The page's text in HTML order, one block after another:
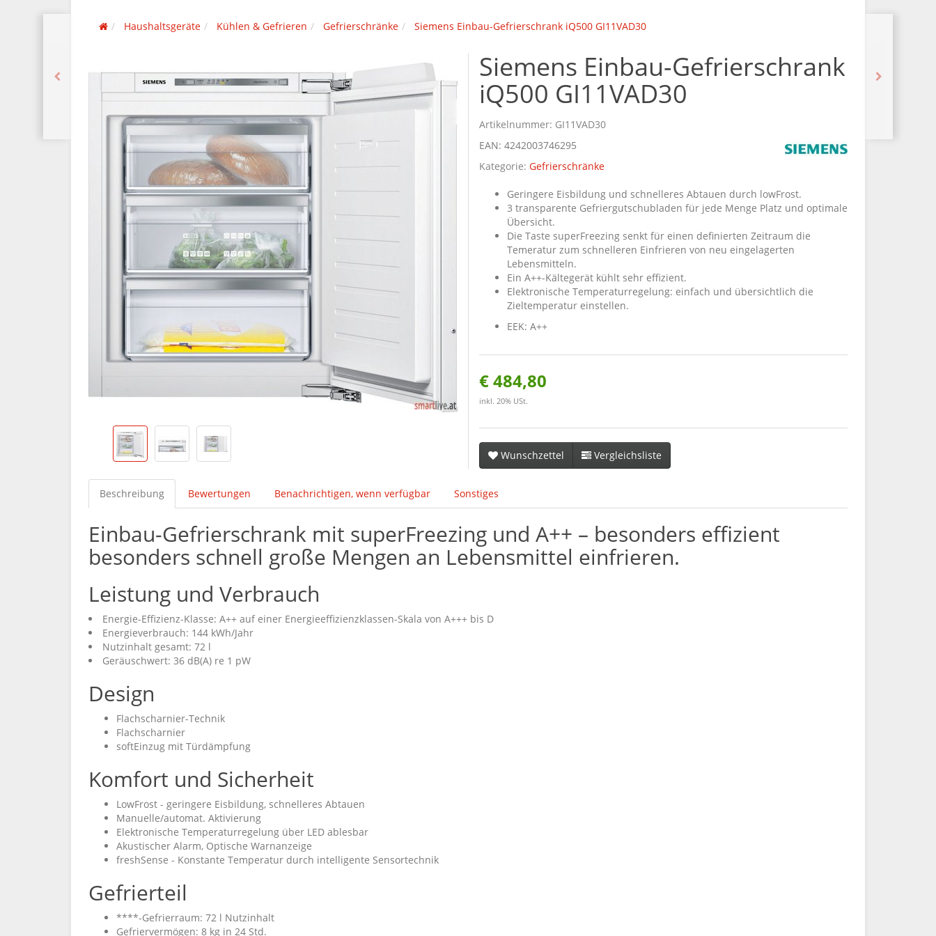
Haushaltsgeräte Kühlen & Gefrieren Gefrierschränke Siemens Einbau-Gefrierschrank iQ500 GI11VAD30
Siemens Einbau-Gefrierschrank
iQ500 GI11VAD30
Artikelnummer: GI11VAD30
EAN: 4242003746295
Kategorie: Gefrierschränke
Geringere Eisbildung und schnelleres Abtauen durch lowFrost.
3 transparente Gefriergutschubladen für jede Menge Platz und optimale
Übersicht.
Die Taste superFreezing senkt für einen definierten Zeitraum die
Temeratur zum schnelleren Einfrieren von neu eingelagerten
Lebensmitteln.
Ein A++-Kältegerät kühlt sehr effizient.
Elektronische Temperaturregelung: einfach und übersichtlich die
Zieltemperatur einstellen.
EEK: A++
€ 484,80
inkl. 20% USt.
Wunschzettel Vergleichsliste
Beschreibung Bewertungen Benachrichtigen, wenn verfügbar Sonstiges
Einbau-Gefrierschrank mit superFreezing und A++ – besonders effizient
besonders schnell große Mengen an Lebensmittel einfrieren.
Leistung und Verbrauch
Energie-Effizienz-Klasse: A++ auf einer Energieeffizienzklassen-Skala von A+++ bis D
Energieverbrauch: 144 kWh/Jahr
Nutzinhalt gesamt: 72 l
Geräuschwert: 36 dB(A) re 1 pW
Design
Flachscharnier-Technik
Flachscharnier
softEinzug mit Türdämpfung
Komfort und Sicherheit
LowFrost - geringere Eisbildung, schnelleres Abtauen
Manuelle/automat. Aktivierung
Elektronische Temperaturregelung über LED ablesbar
Akustischer Alarm, Optische Warnanzeige
freshSense - Konstante Temperatur durch intelligente Sensortechnik
Gefrierteil
****-Gefrierraum: 72 l Nutzinhalt
Gefriervermögen: 8 kg in 24 Std.